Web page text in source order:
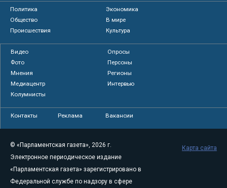
Политика
Экономика
Общество
В мире
Происшествия
Культура
Видео
Опросы
Фото
Персоны
Мнения
Регионы
Медиацентр
Интервью
Колумнисты
Контакты Реклама Вакансии
© «Парламентская газета», 2026 г.
Электронное периодическое издание
«Парламентская газета» зарегистрировано в
Федеральной службе по надзору в сфере
Карта сайта